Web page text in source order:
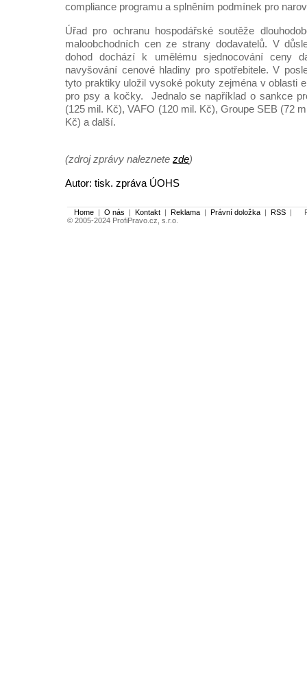
compliance programu a splněním podmínek pro
Úřad pro ochranu hospodářské soutěže
maloobchodních cen ze strany dodavatelů. V
dohod dochází k umělému sjednocování ceny
navyšování cenové hladiny pro spotřebitele. V
tyto praktiky uložil vysoké pokuty zejména v oblasti
pro psy a kočky. Jednalo se například o sankce
(125 mil. Kč), VAFO (120 mil. Kč), Groupe SEB (72
Kč) a další.
(zdroj zprávy naleznete zde)
Autor: tisk. zpráva ÚOHS
Home | O nás | Kontakt | Reklama | Právní doložka | RSS |
© 2005-2024 ProfiPravo.cz, s.r.o.